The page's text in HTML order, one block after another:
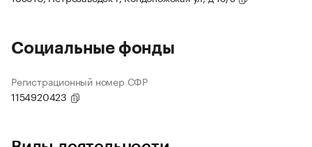
Социальные фонды
Регистрационный номер СФР
1154920423